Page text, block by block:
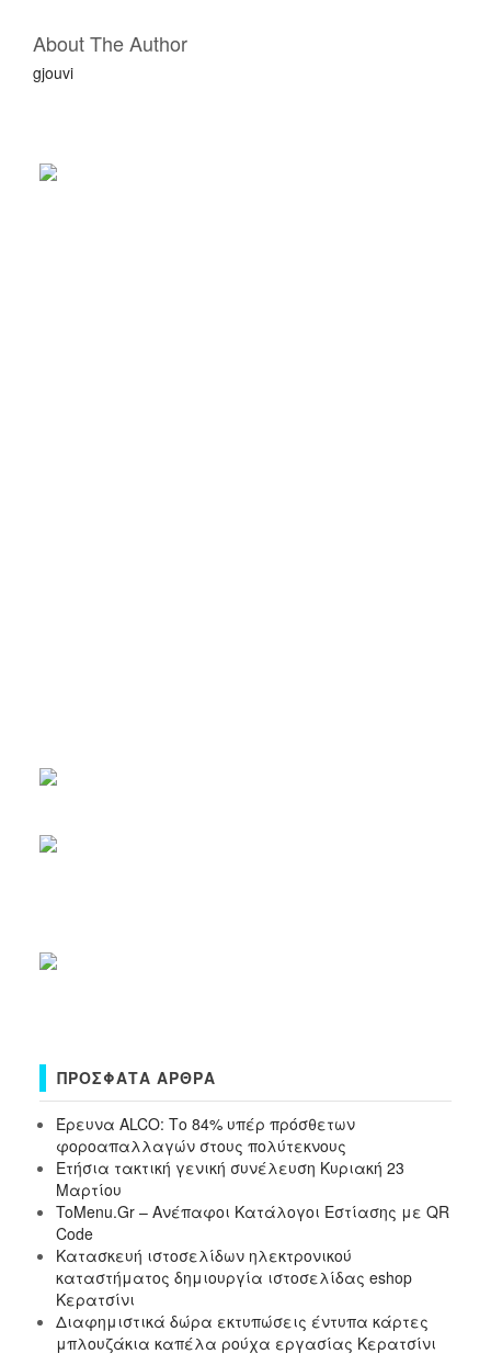
About The Author
gjouvi
ΠΡΌΣΦΑΤΑ ΆΡΘΡΑ
Έρευνα ALCO: Το 84% υπέρ πρόσθετων
φοροαπαλλαγών στους πολύτεκνους
Ετήσια τακτική γενική συνέλευση Κυριακή 23
Μαρτίου
ToMenu.Gr – Ανέπαφοι Κατάλογοι Εστίασης με QR
Code
Κατασκευή ιστοσελίδων ηλεκτρονικού
καταστήματος δημιουργία ιστοσελίδας eshop
Κερατσίνι
Διαφημιστικά δώρα εκτυπώσεις έντυπα κάρτες
μπλουζάκια καπέλα ρούχα εργασίας Κερατσίνι